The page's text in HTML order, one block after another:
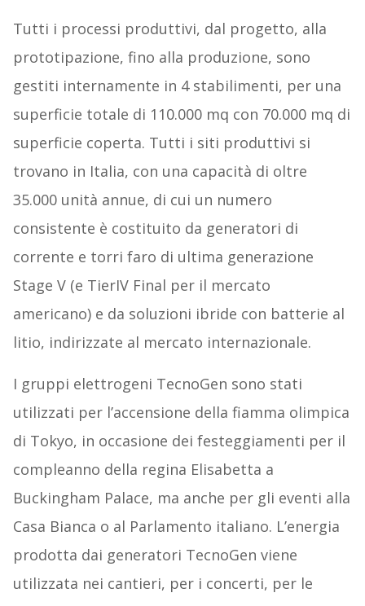
Tutti i processi produttivi, dal progetto, alla
prototipazione, fino alla produzione, sono
gestiti internamente in 4 stabilimenti, per una
superficie totale di 110.000 mq con 70.000 mq di
superficie coperta. Tutti i siti produttivi si
trovano in Italia, con una capacità di oltre
35.000 unità annue, di cui un numero
consistente è costituito da generatori di
corrente e torri faro di ultima generazione
Stage V (e TierIV Final per il mercato
americano) e da soluzioni ibride con batterie al
litio, indirizzate al mercato internazionale.
I gruppi elettrogeni TecnoGen sono stati
utilizzati per l’accensione della fiamma olimpica
di Tokyo, in occasione dei festeggiamenti per il
compleanno della regina Elisabetta a
Buckingham Palace, ma anche per gli eventi alla
Casa Bianca o al Parlamento italiano. L’energia
prodotta dai generatori TecnoGen viene
utilizzata nei cantieri, per i concerti, per le